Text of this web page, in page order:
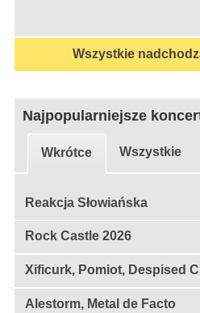
Wszystkie
Najpopularniejsze
Wkrótce Wszystkie
Reakcja Słowiańska
Rock Castle 2026
Xificurk, Pomiot, Despised
Alestorm, Metal de Facto